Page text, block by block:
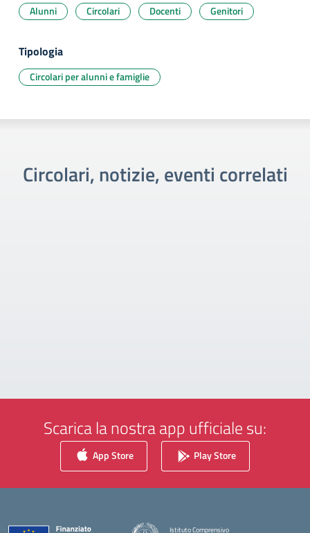
Alunni Circolari Docenti Genitori
Tipologia
Circolari per alunni e famiglie
Circolari, notizie, eventi correlati
Scarica la nostra app ufficiale su:
App Store Play Store
Istituto Comprensivo